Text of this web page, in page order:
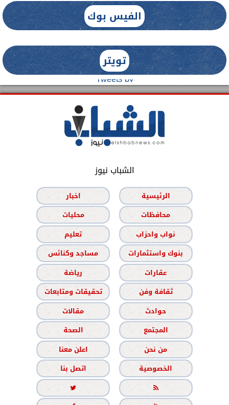
الفيس بوك
تويتر
Tweets by
الشباب نيوز
الرئيسية
اخبار
محافظات
محليات
نواب واحزاب
تعليم
بنوك واستثمارات
مساجد وكنائس
عقارات
رياضة
ثقافة وفن
تحقيقات ومتابعات
حوادث
مقالات
المجتمع
الصحة
من نحن
اعلن معنا
الخصوصية
اتصل بنا

